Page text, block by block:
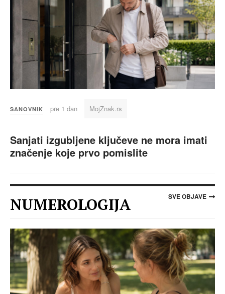
SANOVNIK pre 1 dan MojZnak.rs
Sanjati izgubljene ključeve ne mora imati
značenje koje prvo pomislite
NUMEROLOGIJA SVE OBJAVE